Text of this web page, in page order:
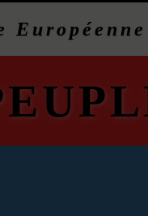
Européenne